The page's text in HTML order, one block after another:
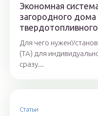
Экономная
загородного дома
Для чего
(ТА) для
сразу...
Статьи